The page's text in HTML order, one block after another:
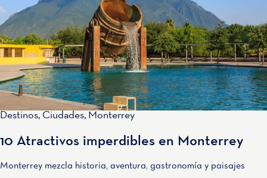
Destinos, Ciudades, Monterrey
10 Atractivos imperdibles en Monterrey
Monterrey mezcla historia, aventura, gastronomía y paisajes